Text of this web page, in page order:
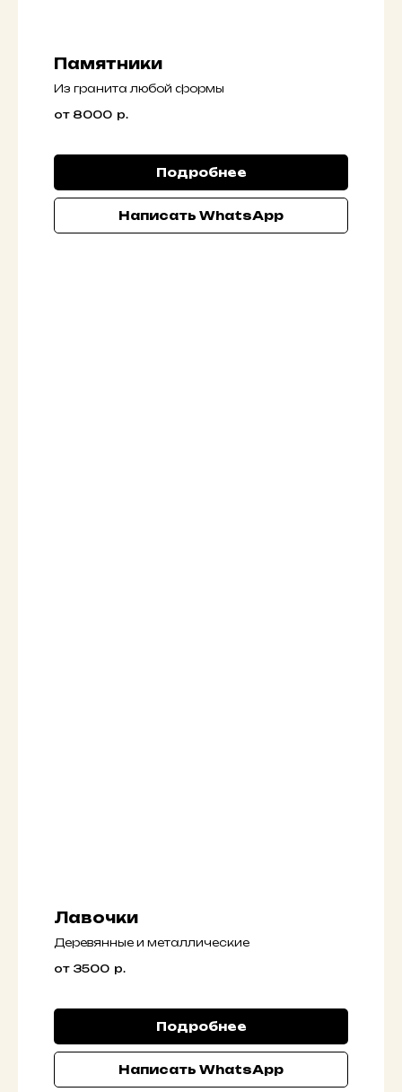
Памятники
Из гранита любой формы
от 8000 р.
Подробнее
Написать WhatsApp
Лавочки
Деpевянныe и метaлличeскиe
от 3500 р.
Подробнее
Написать WhatsApp